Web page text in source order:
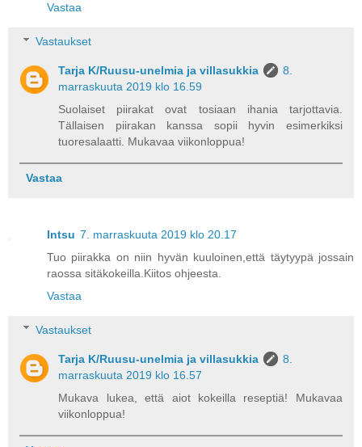
Vastaa
Vastaukset
Tarja K/Ruusu-unelmia ja villasukkia
8.
marraskuuta 2019 klo 16.59
Suolaiset piirakat ovat tosiaan ihania tarjottavia.
Tällaisen piirakan kanssa sopii hyvin esimerkiksi
tuoresalaatti. Mukavaa viikonloppua!
Vastaa
Intsu 7. marraskuuta 2019 klo 20.17
Tuo piirakka on niin hyvän kuuloinen,että täytyypä jossain
raossa sitäkokeilla.Kiitos ohjeesta.
Vastaa
Vastaukset
Tarja K/Ruusu-unelmia ja villasukkia
8.
marraskuuta 2019 klo 16.57
Mukava lukea, että aiot kokeilla reseptiä! Mukavaa
viikonloppua!